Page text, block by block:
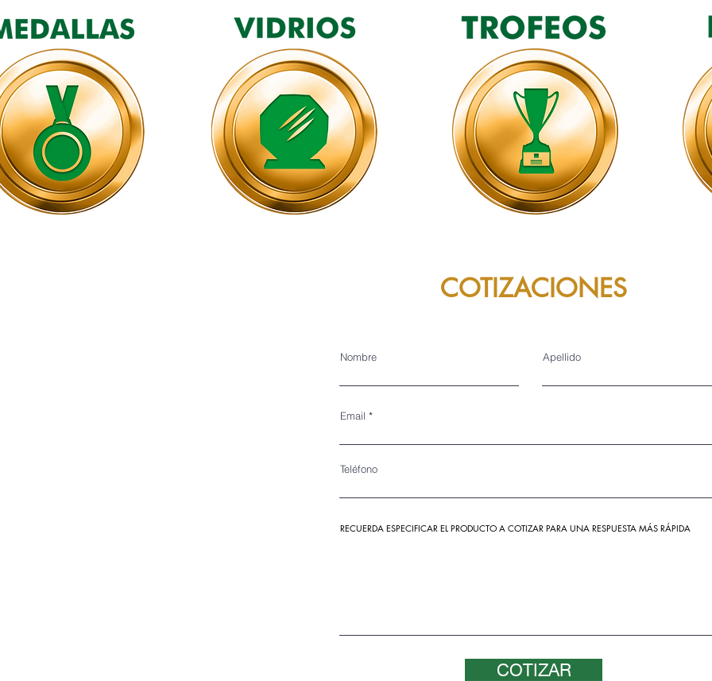
COTIZACIONES
Nombre Apellido
Email
Teléfono
RECUERDA ESPECIFICAR EL PRODUCTO A COTIZAR PARA UNA RESPUESTA MÁS RÁPIDA
COTIZAR